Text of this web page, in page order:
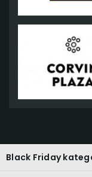
Black Friday